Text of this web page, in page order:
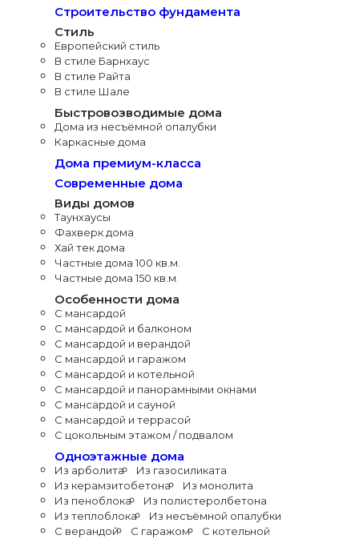
Строительство фундамента
Стиль
Европейский стиль
В стиле Барнхаус
В стиле Райта
В стиле Шале
Быстровозводимые дома
Дома из несъёмной опалубки
Каркасные дома
Дома премиум-класса
Современные дома
Виды домов
Таунхаусы
Фахверк дома
Хай тек дома
Частные дома 100 кв.м.
Частные дома 150 кв.м.
Особенности дома
С мансардой
С мансардой и балконом
С мансардой и верандой
С мансардой и гаражом
С мансардой и котельной
С мансардой и панорамными окнами
С мансардой и сауной
С мансардой и террасой
С цокольным этажом / подвалом
Одноэтажные дома
Из арболита
Из газосиликата
Из керамзитобетона
Из монолита
Из пеноблока
Из полистеролбетона
Из теплоблока
Из несъёмной опалубки
С верандой
С гаражом
С котельной